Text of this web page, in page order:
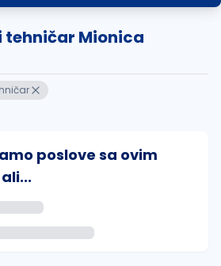
tehničar Mionica
poslove sa ovim